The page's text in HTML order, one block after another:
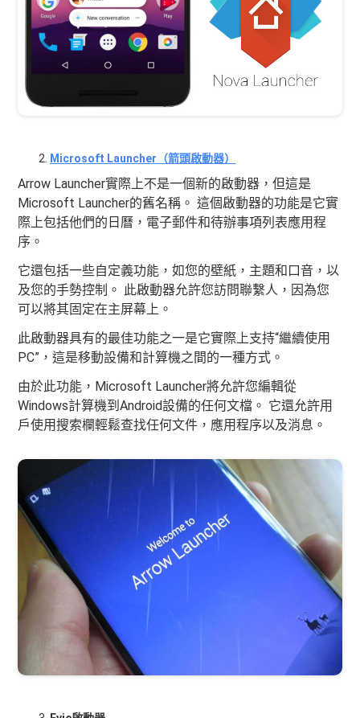
Microsoft Launcher（箭頭啟動器）
Arrow Launcher實際上不是一個新的啟動器，但這是
Microsoft Launcher的舊名稱。 這個啟動器的功能是它實
際上包括他們的日曆，電子郵件和待辦事項列表應用程
序。
它還包括一些自定義功能，如您的壁紙，主題和口音，以
及您的手勢控制。 此啟動器允許您訪問聯繫人，因為您
可以將其固定在主屏幕上。
此啟動器具有的最佳功能之一是它實際上支持“繼續使用
PC”，這是移動設備和計算機之間的一種方式。
由於此功能，Microsoft Launcher將允許您編輯從
Windows計算機到Android設備的任何文檔。 它還允許用
戶使用搜索欄輕鬆查找任何文件，應用程序以及消息。